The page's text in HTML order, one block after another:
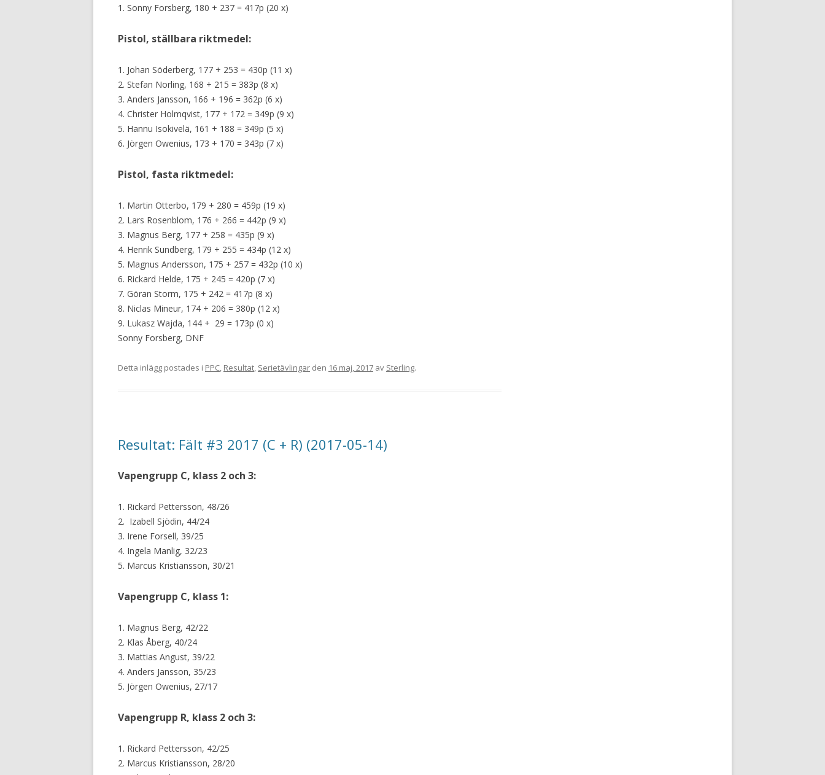
1. Sonny Forsberg, 180 + 237 = 417p (20 x)
Pistol, ställbara riktmedel:
1. Johan Söderberg, 177 + 253 = 430p (11 x)
2. Stefan Norling, 168 + 215 = 383p (8 x)
3. Anders Jansson, 166 + 196 = 362p (6 x)
4. Christer Holmqvist, 177 + 172 = 349p (9 x)
5. Hannu Isokivelä, 161 + 188 = 349p (5 x)
6. Jörgen Owenius, 173 + 170 = 343p (7 x)
Pistol, fasta riktmedel:
1. Martin Otterbo, 179 + 280 = 459p (19 x)
2. Lars Rosenblom, 176 + 266 = 442p (9 x)
3. Magnus Berg, 177 + 258 = 435p (9 x)
4. Henrik Sundberg, 179 + 255 = 434p (12 x)
5. Magnus Andersson, 175 + 257 = 432p (10 x)
6. Rickard Helde, 175 + 245 = 420p (7 x)
7. Göran Storm, 175 + 242 = 417p (8 x)
8. Niclas Mineur, 174 + 206 = 380p (12 x)
9. Lukasz Wajda, 144 + 29 = 173p (0 x)
Sonny Forsberg, DNF
Detta inlägg postades i PPC, Resultat, Serietävlingar den 16 maj, 2017 av Sterling.
Resultat: Fält #3 2017 (C + R) (2017-05-14)
Vapengrupp C, klass 2 och 3:
1. Rickard Pettersson, 48/26
2. Izabell Sjödin, 44/24
3. Irene Forsell, 39/25
4. Ingela Manlig, 32/23
5. Marcus Kristiansson, 30/21
Vapengrupp C, klass 1:
1. Magnus Berg, 42/22
2. Klas Åberg, 40/24
3. Mattias Angust, 39/22
4. Anders Jansson, 35/23
5. Jörgen Owenius, 27/17
Vapengrupp R, klass 2 och 3:
1. Rickard Pettersson, 42/25
2. Marcus Kristiansson, 28/20